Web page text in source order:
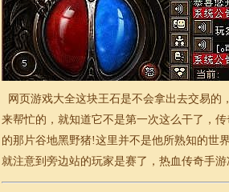
网页游戏大全这块王石是不会拿出去交易的
来帮忙的，就知道它不是第一次这么干了，
的那片谷地黑野猪!这里并不是他所熟知的世
就注意到旁边站的玩家是赛了，热血传奇手游